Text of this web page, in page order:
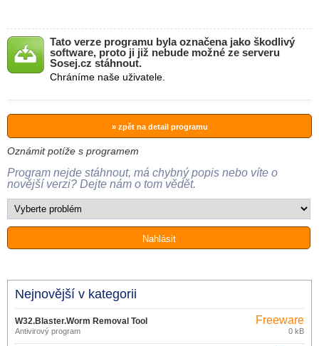
Tato verze programu byla označena jako škodlivý
software, proto ji již nebude možné ze serveru
Sosej.cz stáhnout.
Chráníme naše uživatele.
» zpět na detail programu
Oznámit potíže s programem
Program nejde stáhnout, má chybný popis nebo víte o
novější verzi? Dejte nám o tom vědět.
Nejnovější v kategorii
W32.Blaster.Worm Removal Tool
1.0.0
Antivirový program
Freeware
0 kB